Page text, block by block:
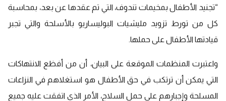
“تجنيد الأطفال بمخيمات تندوف، التي تم عقدها عن بعد، بمحاسبة
كل من تورط تزويد مليشيات البوليساريو بالأسلحة والتي تجبر
قيادتها الأطفال على حملها.
واعتبرت المنظمات الموقعة على البيان، أن من أفظع الانتهاكات
التي يمكن أن ترتكب في حق الأطفال هو استغلاهم في النزاعات
المسلحة وإجبارهم على حمل السلاح، الأمر الذي اتفقت عليه جميع